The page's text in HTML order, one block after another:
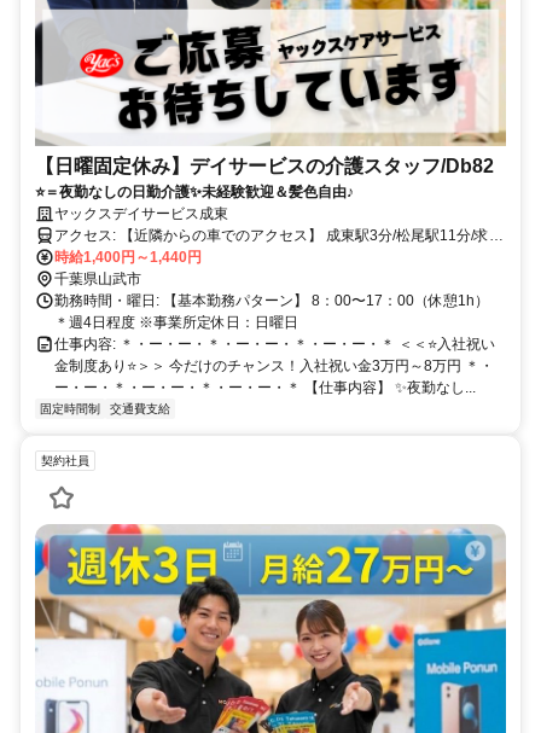
【日曜固定休み】デイサービスの介護スタッフ/Db82
⭐＝夜勤なしの日勤介護✨未経験歓迎＆髪色自由♪
ヤックスデイサービス成東
アクセス: 【近隣からの車でのアクセス】 成東駅3分/松尾駅11分/求名
駅10分 ※車通勤可
時給1,400円～1,440円
千葉県山武市
勤務時間・曜日: 【基本勤務パターン】 8：00〜17：00（休憩1h）
＊週4日程度 ※事業所定休日：日曜日
仕事内容: ＊・ー・ー・＊・ー・ー・＊・ー・ー・＊ ＜＜⭐️入社祝い
金制度あり⭐️＞＞ 今だけのチャンス！入社祝い金3万円～8万円 ＊・
ー・ー・＊・ー・ー・＊・ー・ー・＊ 【仕事内容】 ✨夜勤なし...
固定時間制 交通費支給
契約社員